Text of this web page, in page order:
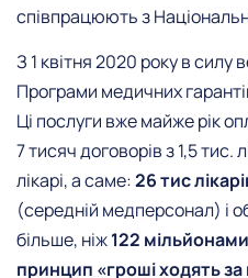
співпрацюють з
З 1 квітня 2020 року в
Програми медичних
Ці послуги вже майже рік
7 тисяч договорів з 1,5
лікарі, а саме:26 тис
(середній медперсонал) і
більше, ніж122 мільйонами
принцип «гроші ходять